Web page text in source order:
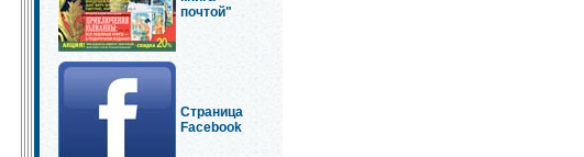
почтой"
Страница
Facebook